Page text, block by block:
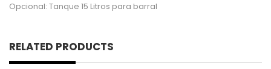
Opcional: Tanque 15 Litros para barral
RELATED PRODUCTS